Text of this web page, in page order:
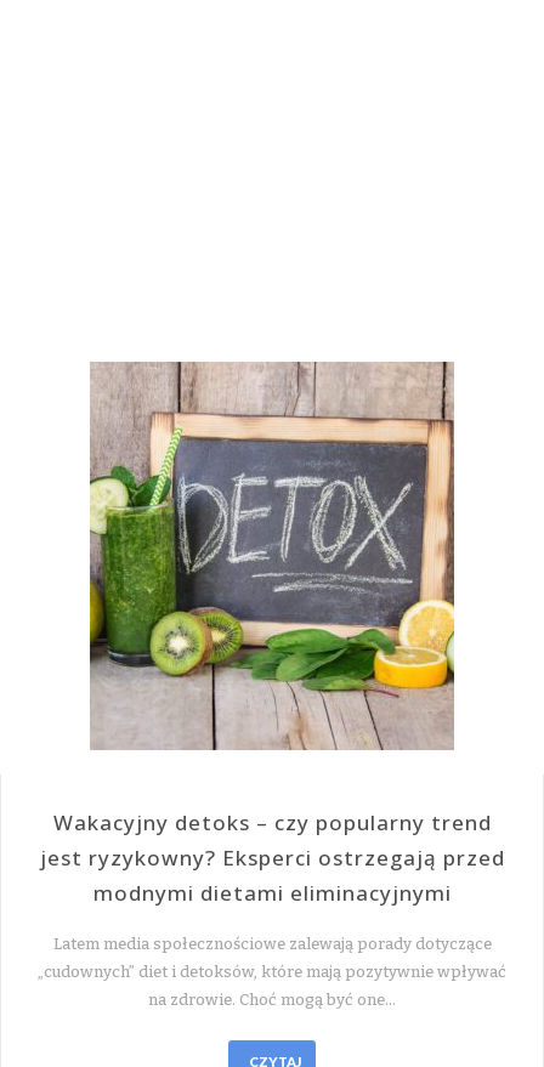
Wakacyjny detoks – czy popularny trend
jest ryzykowny? Eksperci ostrzegają przed
modnymi dietami eliminacyjnymi
Latem media społecznościowe zalewają porady dotyczące
„cudownych” diet i detoksów, które mają pozytywnie wpływać
na zdrowie. Choć mogą być one…
CZYTAJ